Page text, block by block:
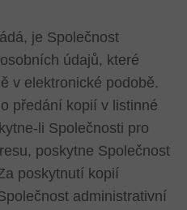
je Společnost
údajů, které
v elektronické podobě.
předání kopií v listinné
li Společnosti pro
poskytne Společnost
poskytnutí kopií
administrativní